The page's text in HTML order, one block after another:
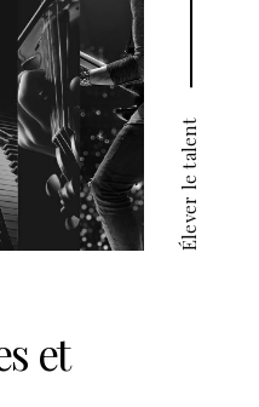
Élever le talent
et